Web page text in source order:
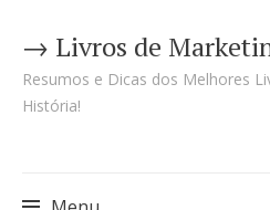
→ Livros de
Resumos e Dicas dos Melhores
História!